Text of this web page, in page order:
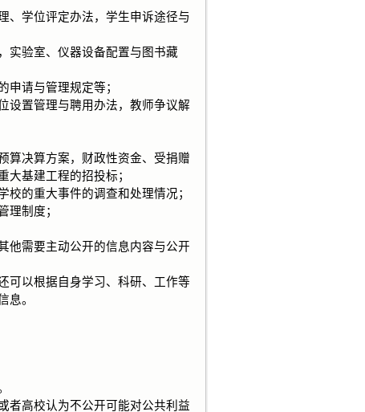
学位评定办法，学生申诉途径与
验室、仪器设备配置与图书藏
请与管理规定等；
置管理与聘用办法，教师争议解
决算方案，财政性资金、受捐赠
大基建工程的招投标；
的重大事件的调查和处理情况；
制度；
需要主动公开的信息内容与公开
以根据自身学习、科研、工作等
息。
高校认为不公开可能对公共利益